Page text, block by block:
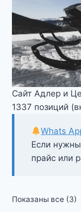
Сайт Адлер и
1337 позиций
Если
прайс или
Whats
Показаны все (3)